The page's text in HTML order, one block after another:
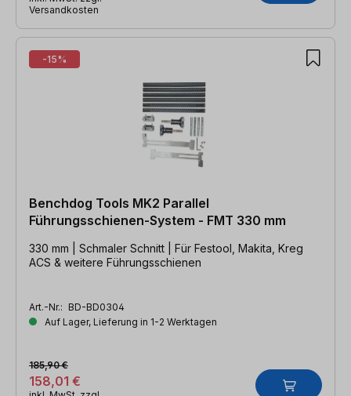
Versandkosten
-15%
Benchdog Tools MK2 Parallel
Führungsschienen-System - FMT 330 mm
330 mm | Schmaler Schnitt | Für Festool, Makita, Kreg
ACS & weitere Führungsschienen
Art.-Nr.: BD-BD0304
Auf Lager, Lieferung in 1-2 Werktagen
158,01 €
185,90 €